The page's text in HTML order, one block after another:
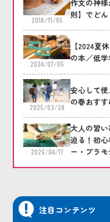
2018/11/05
作文の神
則】でどん
2024/07/05
【2024夏
の本／低
2025/03/28
安心して
の春おすす
2026/04/17
大人の習
迫る！初
ー・プラモ
注目コンテンツ